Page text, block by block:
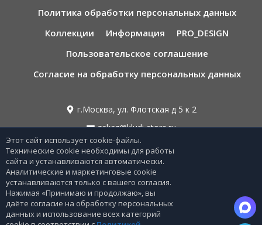
Политика обработки персональных данных
Коллекции
Информация
PRO_DESIGN
Пользовательское соглашение
Согласие на обработку персональных данных
г.Москва, ул. Флотская д 5 к 2
zakaz@kludi-store.ru
8 495 221 69 55
8 800-775-06-73
Звонок бесплатный по РФ
Этот сайт использует cookie-файлы.
Технические cookie необходимы для работы
сайта и устанавливаются автоматически.
Аналитические и маркетинговые cookie
устанавливаются только с вашего согласия.
Нажимая «Принимаю и продолжаю», вы
даёте согласие на обработку персональных
данных и использование всех категорий